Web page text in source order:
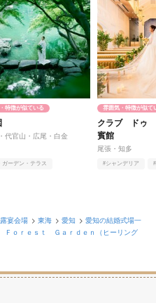
特徴が似ている
代官山・広尾・白金
ガーデン・テラス
雰囲気・特徴が似て
クラブ ドゥ
賓館
尾張・知多
#シャンデリア
宴会場 東海 愛知
愛知の結婚式場一
Ｆｏｒｅｓｔ Ｇａｒｄｅｎ（ヒーリング